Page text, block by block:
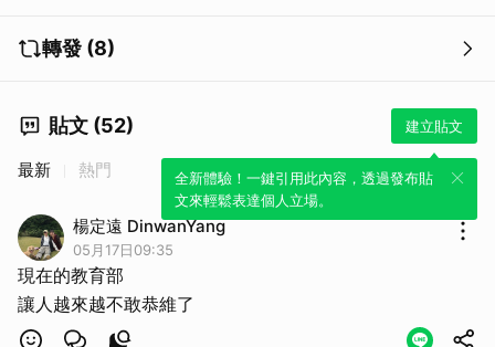
轉發 (8)
貼文 (52) 建立貼文
全新體驗！一鍵引用此內容，透過發布貼
文來輕鬆表達個人立場。
最新 熱門
楊定遠 DinwanYang
05月17日09:35
現在的教育部
讓人越來越不敢恭維了